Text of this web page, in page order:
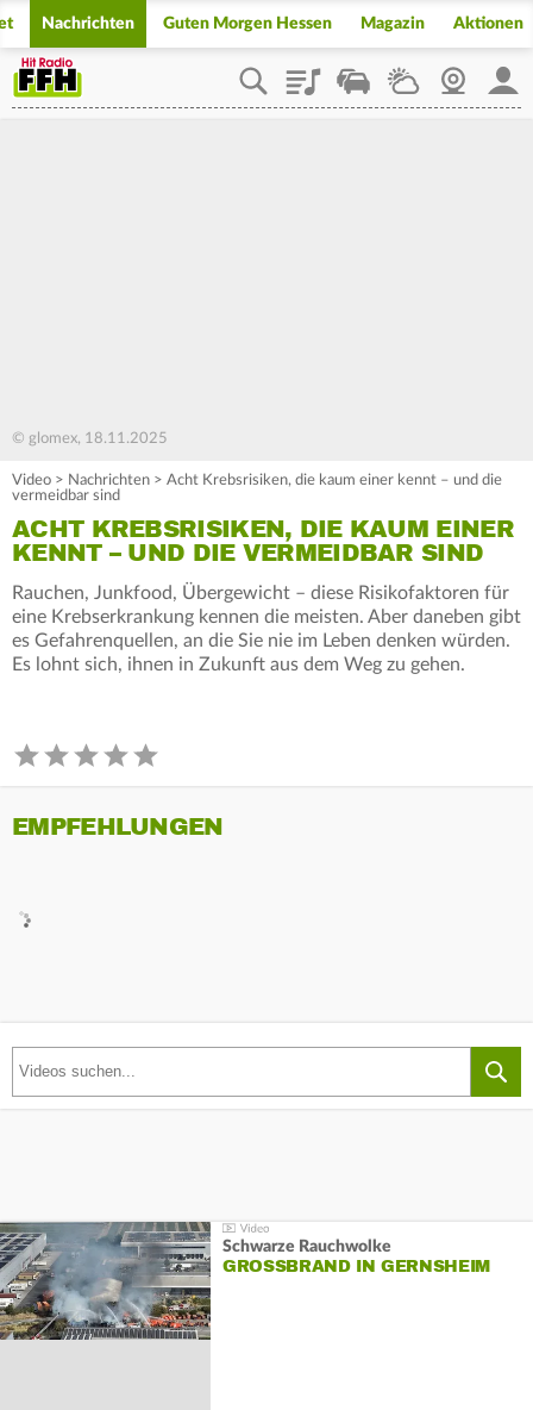
Nachrichten Guten Morgen Hessen Magazin Aktionen
PlaylistStaupilotWetterWebcam
© glomex, 18.11.2025
Video > Nachrichten > Acht Krebsrisiken, die kaum einer kennt – und die
vermeidbar sind
ACHT KREBSRISIKEN, DIE KAUM EINER
KENNT – UND DIE VERMEIDBAR SIND
Rauchen, Junkfood, Übergewicht – diese Risikofaktoren für
eine Krebserkrankung kennen die meisten. Aber daneben gibt
es Gefahrenquellen, an die Sie nie im Leben denken würden.
Es lohnt sich, ihnen in Zukunft aus dem Weg zu gehen.
EMPFEHLUNGEN
Schwarze Rauchwolke
GROSSBRAND IN GERNSHEIM